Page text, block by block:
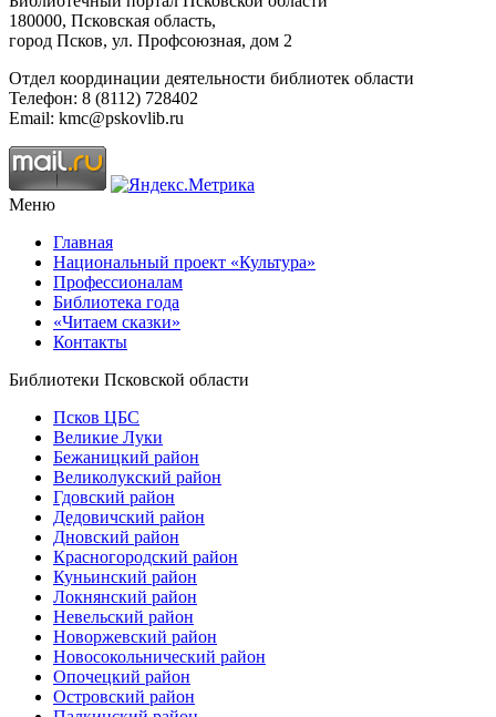
180000, Псковская область,
город Псков, ул. Профсоюзная, дом 2
Отдел координации деятельности библиотек области
Телефон: 8 (8112) 728402
Email: kmc@pskovlib.ru
Меню
Главная
Национальный проект «Культура»
Профессионалам
Библиотека года
«Читаем сказки»
Контакты
Библиотеки Псковской области
Псков ЦБС
Великие Луки
Бежаницкий район
Великолукский район
Гдовский район
Дедовичский район
Дновский район
Красногородский район
Куньинский район
Локнянский район
Невельский район
Новоржевский район
Новосокольнический район
Опочецкий район
Островский район